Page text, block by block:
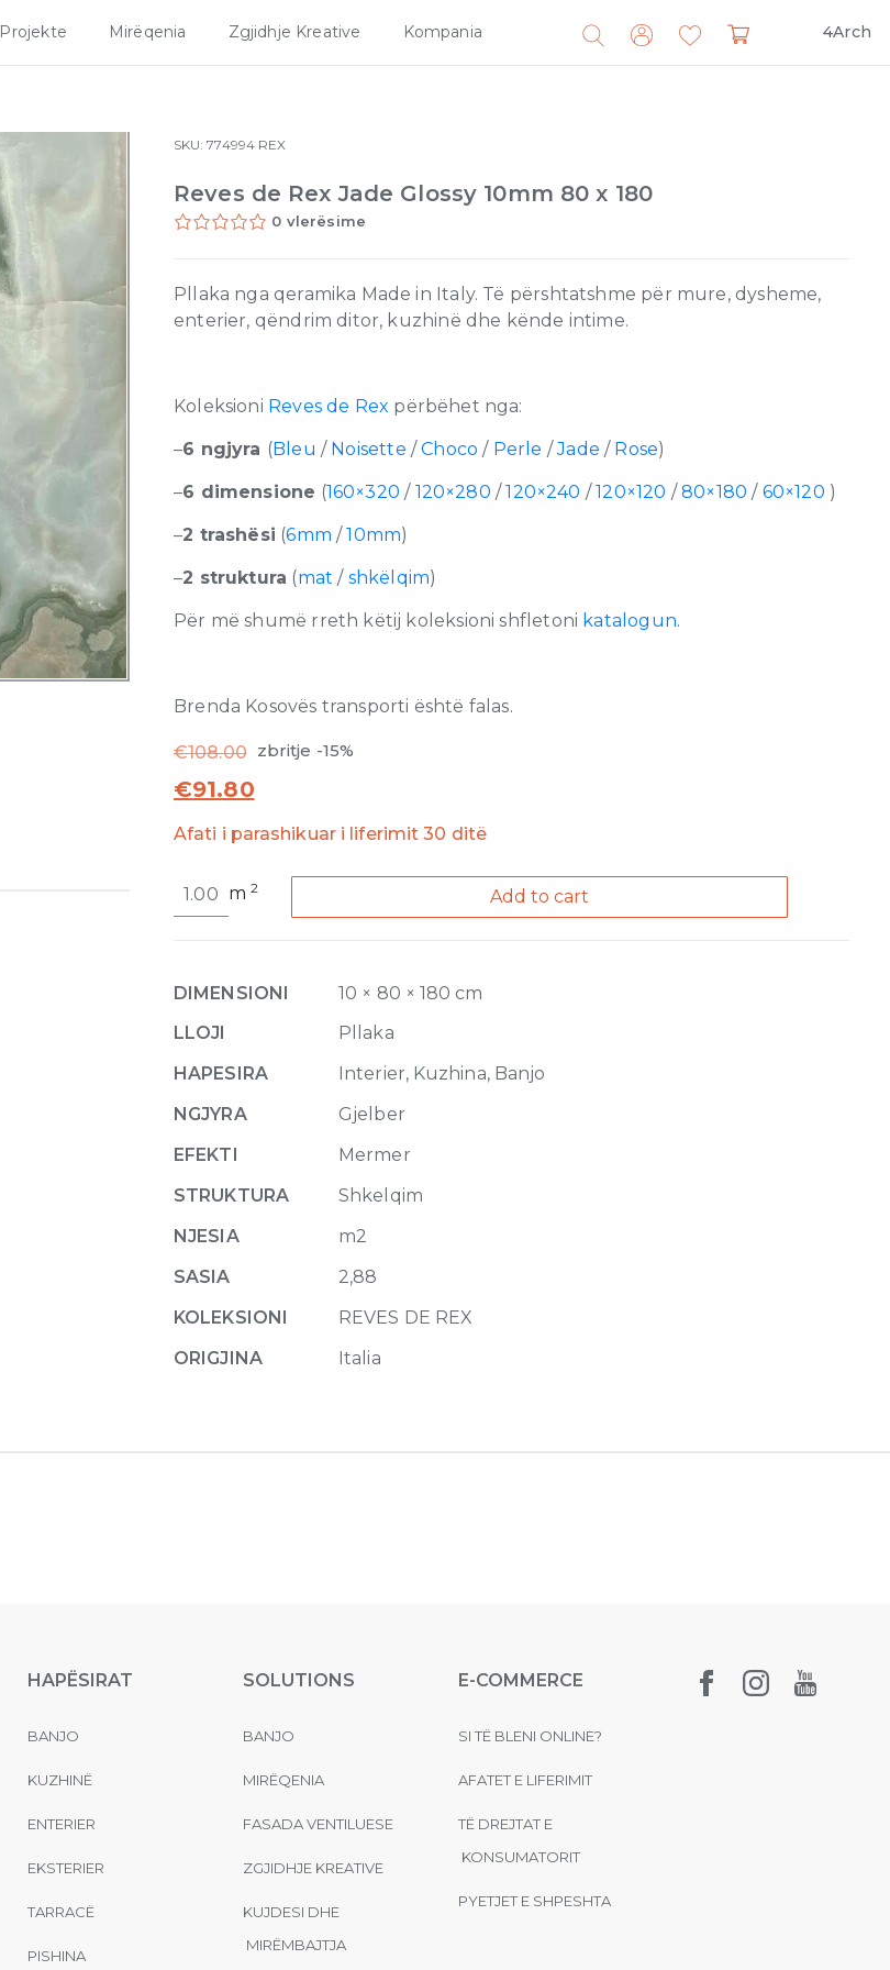
Projekte Mirëqenia Zgjidhje Kreative Kompania 4Arch
Search
for:
SKU:774994 REX
Reves de Rex Jade Glossy 10mm 80 x 180
0 vlerësime
Pllaka nga qeramika Made in Italy. Të përshtatshme për mure, dysheme,
enterier, qëndrim ditor, kuzhinë dhe kënde intime.
Koleksioni Reves de Rex përbëhet nga:
–6 ngjyra (Bleu / Noisette /Choco / Perle /Jade / Rose)
–6 dimensione (160×320 / 120×280 /120×240 /120×120 /80×180/ 60×120 )
–2 trashësi (6mm/10mm)
–2 struktura (mat/ shkëlqim)
Për më shumë rreth këtij koleksioni shfletoni katalogun.
Brenda Kosovës transporti është falas.
€108.00 zbritje -15%
€91.80
Afati i parashikuar i liferimit 30 ditë
de
10mm
80
180
quantity
m2 Add to cart
DIMENSIONI
10 × 80 × 180 cm
LLOJI
Pllaka
HAPESIRA
Interier, Kuzhina, Banjo
NGJYRA
Gjelber
EFEKTI
Mermer
STRUKTURA
Shkelqim
NJESIA
m2
SASIA
2,88
KOLEKSIONI
REVES DE REX
ORIGJINA
Italia
HAPËSIRAT
BANJO
KUZHINË
ENTERIER
EKSTERIER
TARRACË
PISHINA
SOLUTIONS
BANJO
MIRËQENIA
FASADA VENTILUESE
ZGJIDHJE KREATIVE
KUJDESI DHE
MIRËMBAJTJA
E-COMMERCE
SI TË BLENI ONLINE?
AFATET E LIFERIMIT
TË DREJTAT E
KONSUMATORIT
PYETJET E SHPESHTA